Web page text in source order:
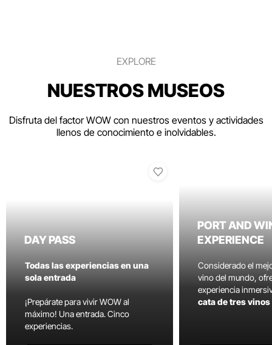
EXPLORE
NUESTROS MUSEOS
Disfruta del factor WOW con nuestros eventos y actividades
llenos de conocimiento e inolvidables.
DAY PASS
Todas las experiencias en una
sola entrada
¡Prepárate para vivir WOW al
máximo! Una entrada. Cinco
experiencias.
PORT AND
EXPERIENCE
Considerado el
vino del mundo,
experiencia
cata de tres